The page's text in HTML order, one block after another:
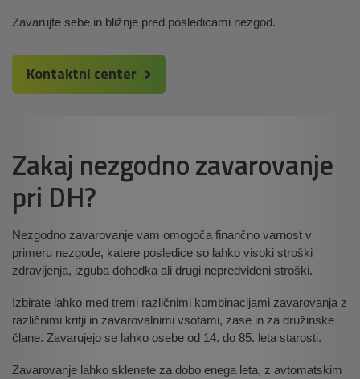
Zavarujte sebe in bližnje pred posledicami nezgod.
Kontaktni center
Zakaj nezgodno zavarovanje
pri DH?
Nezgodno zavarovanje vam omogoča finančno varnost v
primeru nezgode, katere posledice so lahko visoki stroški
zdravljenja, izguba dohodka ali drugi nepredvideni stroški.
Izbirate lahko med tremi različnimi kombinacijami zavarovanja z
različnimi kritji in zavarovalnimi vsotami, zase in za družinske
člane. Zavarujejo se lahko osebe od 14. do 85. leta starosti.
Zavarovanje lahko sklenete za dobo enega leta, z avtomatskim